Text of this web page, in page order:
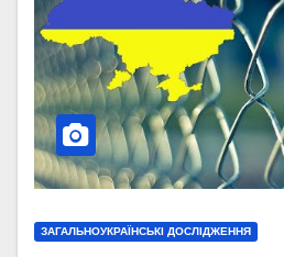
ЗАГАЛЬНОУКРАЇНСЬКІ ДОСЛІДЖЕННЯ